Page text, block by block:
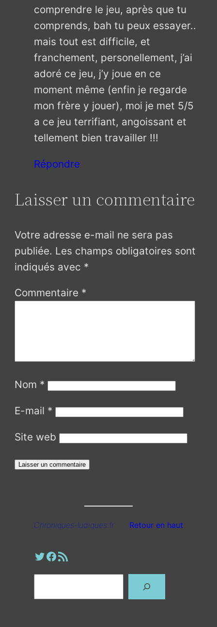
comprendre le jeu, après que tu
comprends, bah tu peux essayer..
mais tout est difficile, et
franchement, personellement, j’ai
adoré ce jeu, j’y joue en ce
moment même (enfin je regarde
mon frère y jouer), moi je met 5/5
a ce jeu terrifiant, angoissant et
tellement bien travailler !!!
Répondre
Laisser un commentaire
Votre adresse e-mail ne sera pas
publiée. Les champs obligatoires sont
indiqués avec *
Commentaire *
Nom *
E-mail *
Site web
Chroniques-ludiques.fr Retour en haut
Profil Twitter
Page Facebook
Fil RSS